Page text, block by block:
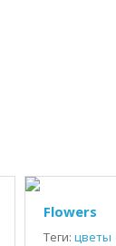
Flowers
Теги: цветы